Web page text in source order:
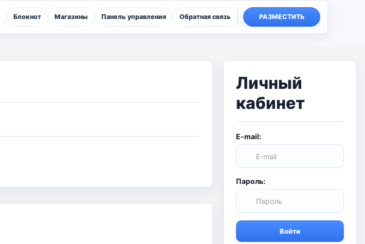
Блокнот Магазины Панель управления Обратная связь РАЗМЕСТИТЬ
Личный
кабинет
E-mail:
Пароль:
Войти